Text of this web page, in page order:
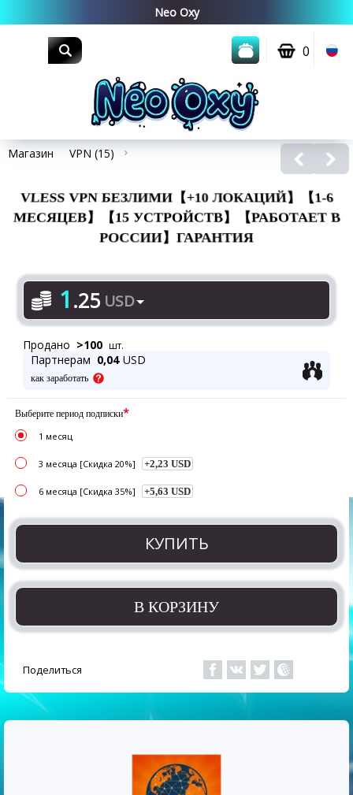
0
Магазин VPN (15)
VLESS VPN БЕЗЛИМИ【+10 ЛОКАЦИЙ】【1-6
МЕСЯЦЕВ】【15 УСТРОЙСТВ】【РАБОТАЕТ В
РОССИИ】ГАРАНТИЯ
1 .25 USD
Продано >100 шт.
Партнерам 0,04 USD
как заработать
Выберите период подписки*
1 месяц
3 месяца [Скидка 20%] +2,23 USD
6 месяца [Скидка 35%] +5,63 USD
КУПИТЬ
В КОРЗИНУ
Поделиться